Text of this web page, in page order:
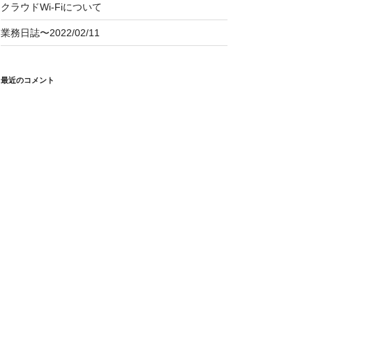
クラウドWi-Fiについて
業務日誌〜2022/02/11
最近のコメント